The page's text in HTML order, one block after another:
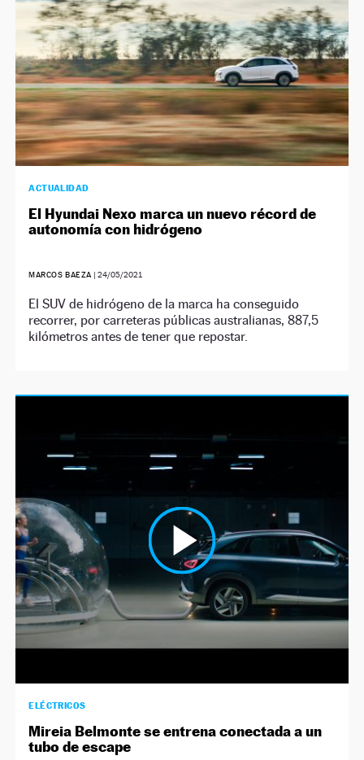
ACTUALIDAD
El Hyundai Nexo marca un nuevo récord de
autonomía con hidrógeno
MARCOS BAEZA |24/05/2021
El SUV de hidrógeno de la marca ha conseguido
recorrer, por carreteras públicas australianas, 887,5
kilómetros antes de tener que repostar.
ELÉCTRICOS
Mireia Belmonte se entrena conectada a un
tubo de escape